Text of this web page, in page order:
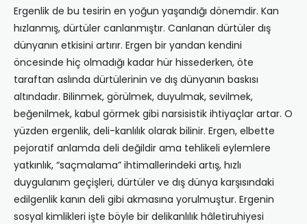
Ergenlik de bu tesirin en yoğun yaşandığı dönemdir. Kan
hızlanmış, dürtüler canlanmıştır. Canlanan dürtüler dış
dünyanın etkisini artırır. Ergen bir yandan kendini
öncesinde hiç olmadığı kadar hür hissederken, öte
taraftan aslında dürtülerinin ve dış dünyanın baskısı
altındadır. Bilinmek, görülmek, duyulmak, sevilmek,
beğenilmek, kabul görmek gibi narsisistik ihtiyaçlar artar. O
yüzden ergenlik, deli-kanlılık olarak bilinir. Ergen, elbette
pejoratif anlamda deli değildir ama tehlikeli eylemlere
yatkınlık, “saçmalama” ihtimallerindeki artış, hızlı
duygulanım geçişleri, dürtüler ve dış dünya karşısındaki
edilgenlik kanın deli gibi akmasına yorulmuştur. Ergenin
sosyal kimlikleri işte böyle bir delikanlılık hâletiruhiyesi